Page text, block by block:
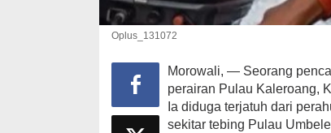
Oplus_131072
Morowali, — Seorang
perairan Pulau Kaleroang,
Ia diduga terjatuh dari
sekitar tebing Pulau